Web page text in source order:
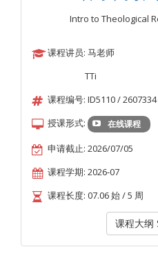
Intro to Theological
课程讲员: 马老师
TTi
课程编号: ID5110 /
授课形式:
在线课程
申请截止: 2026/07/05
课程学期: 2026-07
课程长度: 07.06 始 / 5 周
课程大纲